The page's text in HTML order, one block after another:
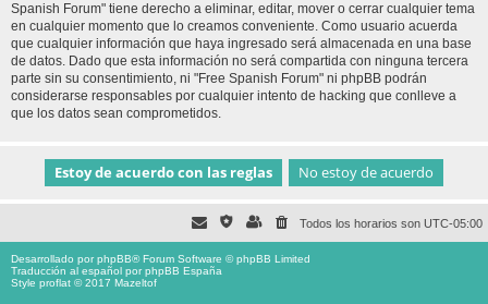
Spanish Forum" tiene derecho a eliminar, editar, mover o cerrar cualquier tema
en cualquier momento que lo creamos conveniente. Como usuario acuerda
que cualquier información que haya ingresado será almacenada en una base
de datos. Dado que esta información no será compartida con ninguna tercera
parte sin su consentimiento, ni "Free Spanish Forum" ni phpBB podrán
considerarse responsables por cualquier intento de hacking que conlleve a
que los datos sean comprometidos.
Todos los horarios son UTC-05:00
Desarrollado porphpBB® Forum Software © phpBB Limited
Traducción al español porphpBB España
Style proflat © 2017 Mazeltof